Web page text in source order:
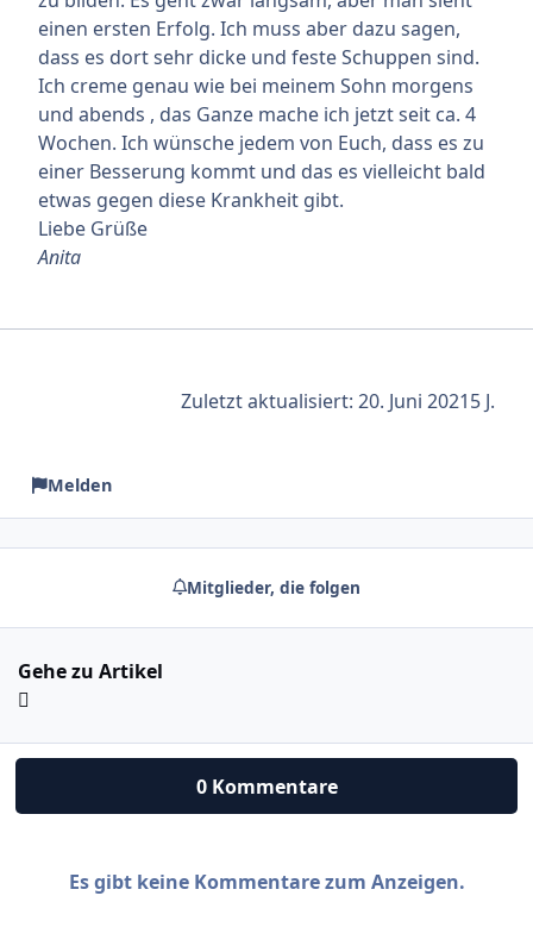
einen ersten Erfolg. Ich muss aber dazu sagen,
dass es dort sehr dicke und feste Schuppen sind.
Ich creme genau wie bei meinem Sohn morgens
und abends , das Ganze mache ich jetzt seit ca. 4
Wochen. Ich wünsche jedem von Euch, dass es zu
einer Besserung kommt und das es vielleicht bald
etwas gegen diese Krankheit gibt.
Liebe Grüße
Anita
Zuletzt aktualisiert: 20. Juni 20215 J.
Melden
Mitglieder, die folgen
Gehe zu Artikel
0 Kommentare
Es gibt keine Kommentare zum Anzeigen.